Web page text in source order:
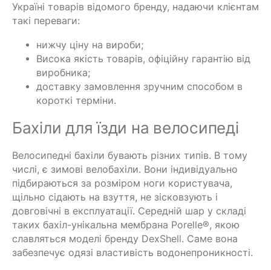
Україні товарів відомого бренду, надаючи клієнтам
такі переваги:
нижчу ціну на вироби;
Висока якість товарів, офіційну гарантію від
виробника;
доставку замовлення зручним способом в
короткі терміни.
Бахіли для їзди на велосипеді
Велосипедні бахіли бувають різних типів. В тому
числі, є зимові велобахіли. Вони індивідуально
підбираються за розміром ноги користувача,
щільно сідають на взуття, не зісковзують і
довговічні в експлуатації. Середній шар у складі
таких бахіл-унікальна мембрана Porelle®, якою
славляться моделі бренду DexShell. Саме вона
забезпечує одязі властивість водонепроникності.